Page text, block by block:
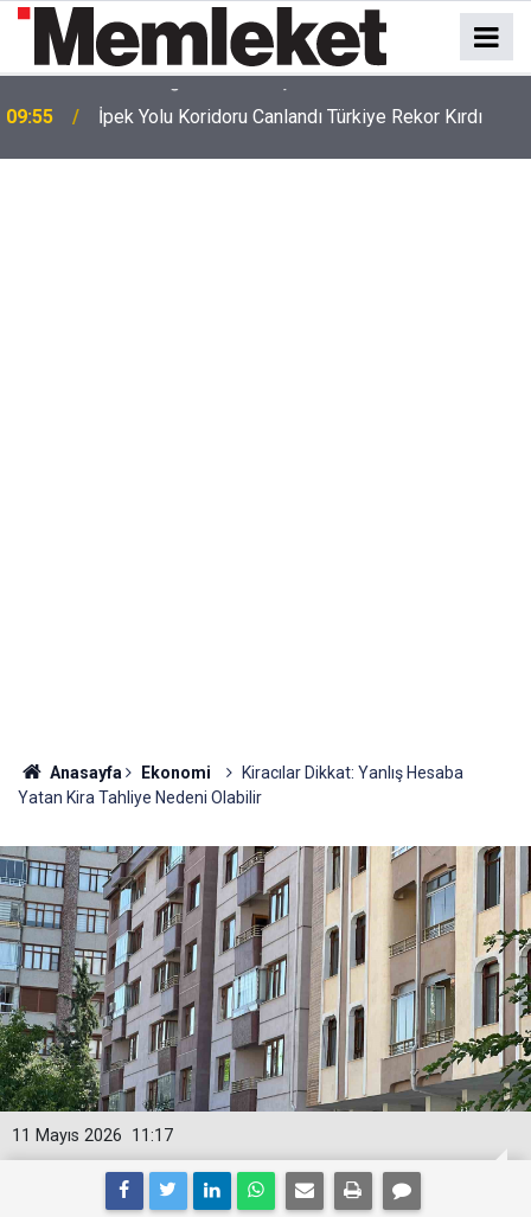
09:55 İpek Yolu Koridoru Canlandı Türkiye Rekor Kırdı
Anasayfa Ekonomi
Kiracılar Dikkat: Yanlış Hesaba
Yatan Kira Tahliye Nedeni Olabilir
11:17
11 Mayıs 2026